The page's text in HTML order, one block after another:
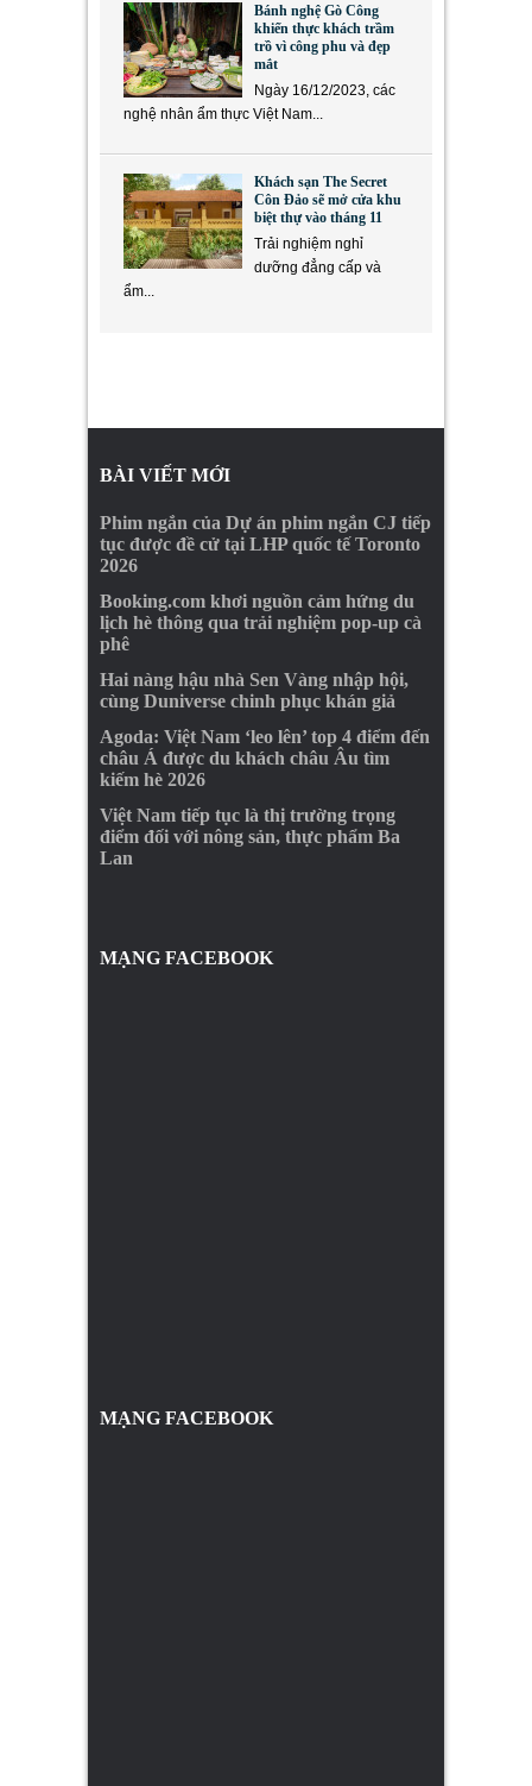
Bánh nghệ Gò Công
khiến thực khách trầm
trồ vì công phu và đẹp
mắt
Ngày 16/12/2023, các
nghệ nhân ẩm thực Việt Nam...
Khách sạn The Secret
Côn Đảo sẽ mở cửa khu
biệt thự vào tháng 11
Trải nghiệm nghỉ
dưỡng đẳng cấp và
ẩm...
BÀI VIẾT MỚI
Phim ngắn của Dự án phim ngắn CJ tiếp
tục được đề cử tại LHP quốc tế Toronto
2026
Booking.com khơi nguồn cảm hứng du
lịch hè thông qua trải nghiệm pop-up cà
phê
Hai nàng hậu nhà Sen Vàng nhập hội,
cùng Duniverse chinh phục khán giả
Agoda: Việt Nam ‘leo lên’ top 4 điểm đến
châu Á được du khách châu Âu tìm
kiếm hè 2026
Việt Nam tiếp tục là thị trường trọng
điểm đối với nông sản, thực phẩm Ba
Lan
MẠNG FACEBOOK
MẠNG FACEBOOK